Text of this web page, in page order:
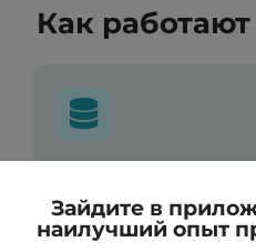
Как
Данные собираются из
Зайдите в
наилучший опыт